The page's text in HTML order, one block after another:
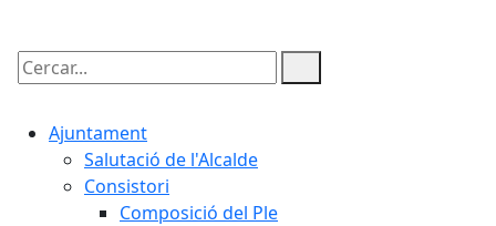
Cercar:
Ajuntament
Salutació de l'Alcalde
Consistori
Composició del Ple